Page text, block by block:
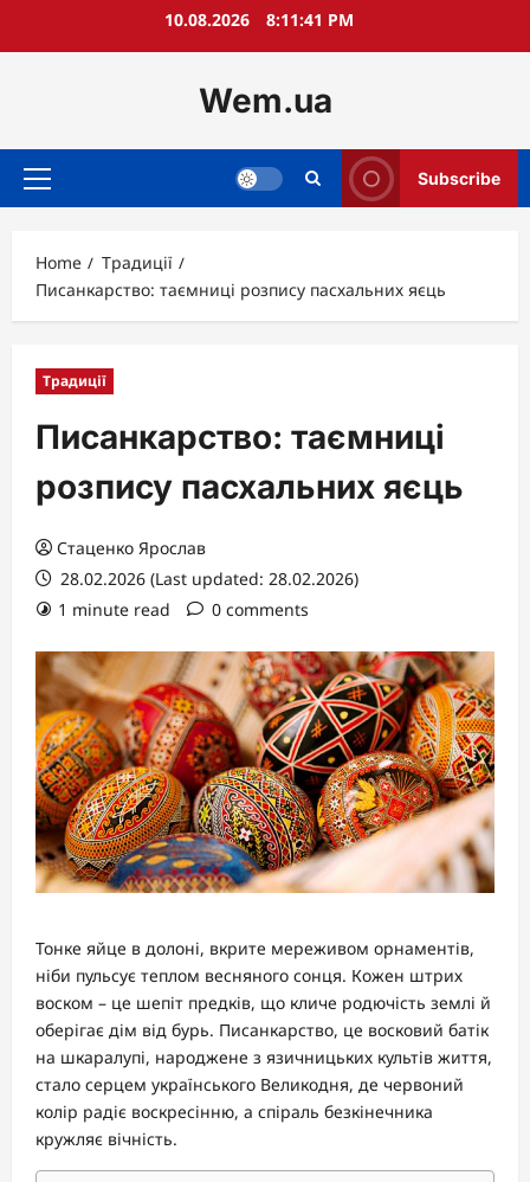
10.08.2026 8:11:42 PM
Wem.ua
Primary
Subscribe
Home
Традиції
Писанкарство: таємниці розпису пасхальних яєць
Традиції
Писанкарство: таємниці
розпису пасхальних яєць
Стаценко Ярослав
28.02.2026 (Last updated: 28.02.2026)
1 minute read
0 comments
Тонке яйце в долоні, вкрите мереживом орнаментів,
ніби пульсує теплом весняного сонця. Кожен штрих
воском – це шепіт предків, що кличе родючість землі й
оберігає дім від бурь. Писанкарство, це восковий батік
на шкаралупі, народжене з язичницьких культів життя,
стало серцем українського Великодня, де червоний
колір радіє воскресінню, а спіраль безкінечника
кружляє вічність.